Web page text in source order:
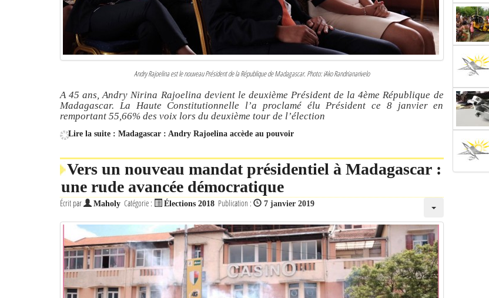
Andry Rajoelina est le nouveau Président de la République de Madagascar. Photo: iAko Randrianarivelo
A 45 ans, Andry Nirina Rajoelina devient le deuxième Président de la 4ème République de
Madagascar. La Haute Constitutionnelle l’a proclamé élu Président ce 8 janvier en
remportant 55,66% des voix lors du deuxième tour de l’élection
Lire la suite : Madagascar : Andry Rajoelina accède au pouvoir
Vers un nouveau mandat présidentiel à Madagascar :
une rude avancée démocratique
Écrit par Maholy Catégorie : Élections 2018 Publication : 7 janvier 2019